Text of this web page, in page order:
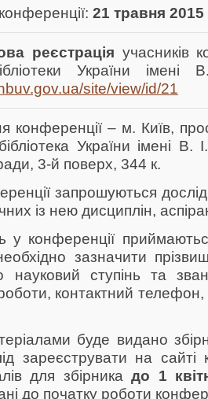
21 травня 2015
реєстрація учасників
України імені
site/view/id/21
конференції – м. Київ,
України імені В.
3-й поверх, 344 к.
запрошуються
із нею дисциплін,
у конференції
зазначити
науковий ступінь та
контактний
буде видано
зареєструвати на сайті
для збірникадо 1
до початку роботи